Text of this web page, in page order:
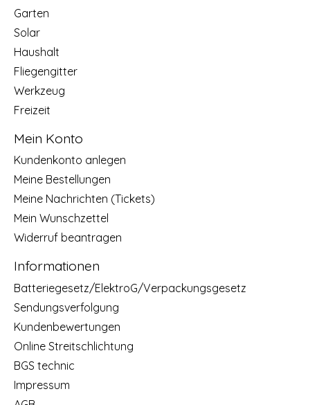
Garten
Solar
Haushalt
Fliegengitter
Werkzeug
Freizeit
Mein Konto
Kundenkonto anlegen
Meine Bestellungen
Meine Nachrichten (Tickets)
Mein Wunschzettel
Widerruf beantragen
Informationen
Batteriegesetz/ElektroG/Verpackungsgesetz
Sendungsverfolgung
Kundenbewertungen
Online Streitschlichtung
BGS technic
Impressum